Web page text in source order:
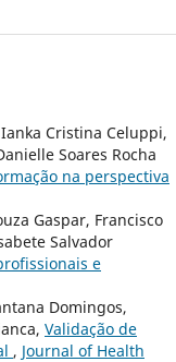
Cristina Celuppi,
Soares Rocha
na perspectiva
Gaspar, Francisco
Salvador
e
Domingos,
Validação de
, Journal of Health